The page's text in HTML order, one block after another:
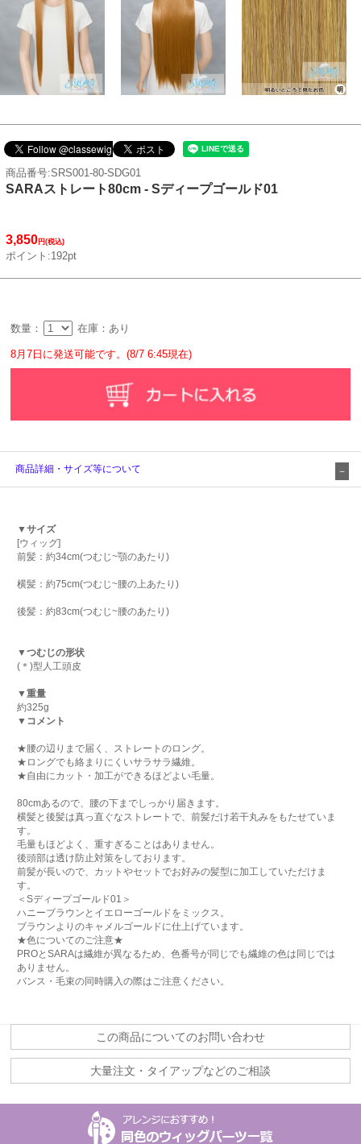
商品番号:SRS001-80-SDG01
SARAストレート80cm - Sディープゴールド01
3,850円(税込)
ポイント:192pt
数量： 在庫：あり
8月7日に発送可能です。(8/7 6:45現在)
商品詳細・サイズ等について
▼サイズ
[ウィッグ]
前髪：約34cm(つむじ~顎のあたり)
横髪：約75cm(つむじ~腰の上あたり)
後髪：約83cm(つむじ~腰のあたり)
▼つむじの形状
(＊)型人工頭皮
▼重量
約325g
▼コメント
★腰の辺りまで届く、ストレートのロング。
★ロングでも絡まりにくいサラサラ繊維。
★自由にカット・加工ができるほどよい毛量。
80cmあるので、腰の下までしっかり届きます。
横髪と後髪は真っ直ぐなストレートで、前髪だけ若干丸みをもたせていま
す。
毛量もほどよく、重すぎることはありません。
後頭部は透け防止対策をしております。
前髪が長いので、カットやセットでお好みの髪型に加工していただけま
す。
＜Sディープゴールド01＞
ハニーブラウンとイエローゴールドをミックス。
ブラウンよりのキャメルゴールドに仕上げています。
★色についてのご注意★
PROとSARAは繊維が異なるため、色番号が同じでも繊維の色は同じでは
ありません。
バンス・毛束の同時購入の際はご注意ください。
この商品についてのお問い合わせ
大量注文・タイアップなどのご相談